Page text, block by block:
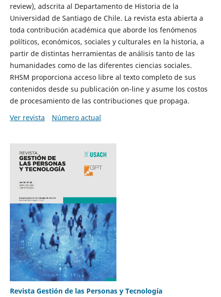
review), adscrita al Departamento de Historia de la
Universidad de Santiago de Chile. La revista esta abierta a
toda contribución académica que aborde los fenómenos
políticos, económicos, sociales y culturales en la historia, a
partir de distintas herramientas de análisis tanto de las
humanidades como de las diferentes ciencias sociales.
RHSM proporciona acceso libre al texto completo de sus
contenidos desde su publicación on-line y asume los costos
de procesamiento de las contribuciones que propaga.
Ver revista
Número actual
Revista Gestión de las Personas y Tecnología